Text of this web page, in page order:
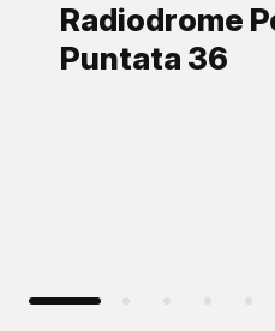
Radiodrome
Puntata 36